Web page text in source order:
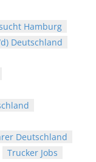
Hamburg
Deutschland
Deutschland
Trucker Jobs